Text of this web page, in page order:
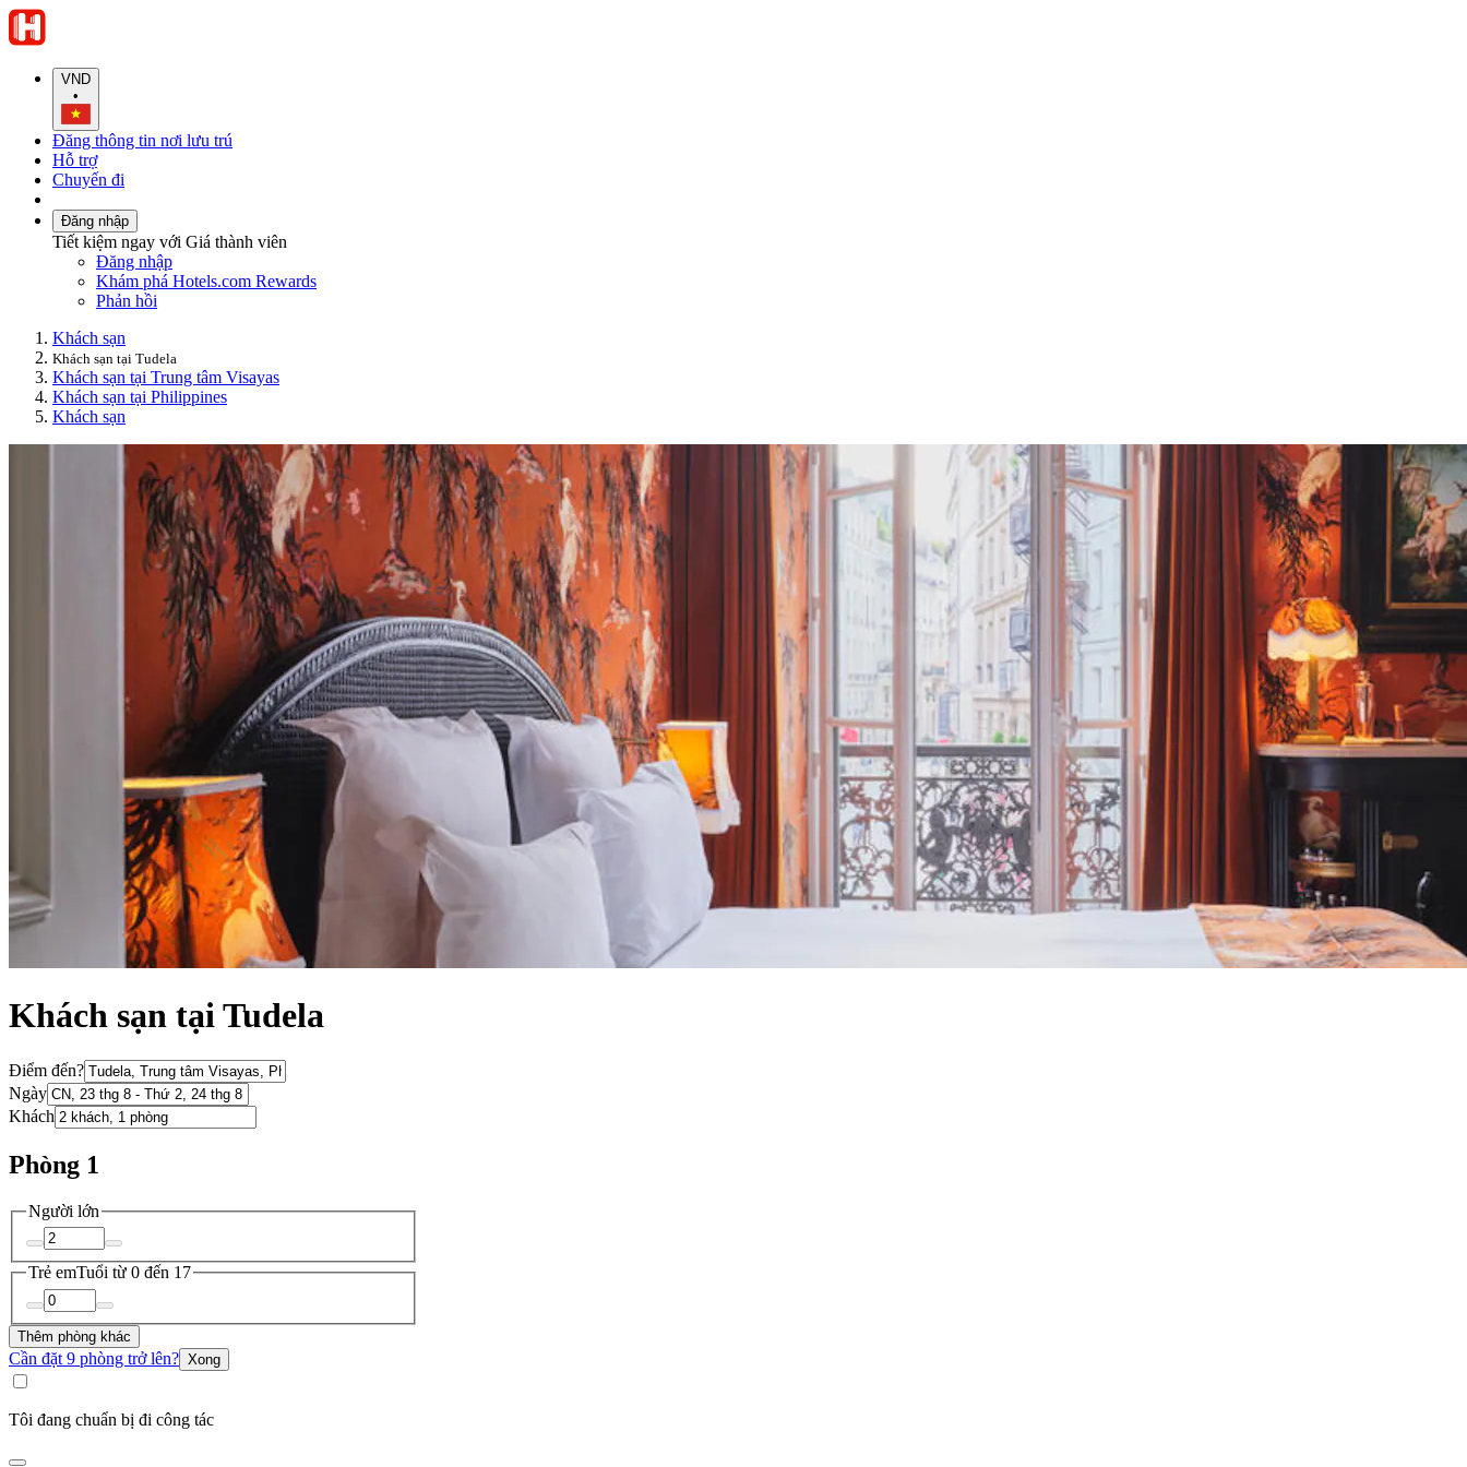
VND
•
Đăng thông tin nơi lưu trú
Hỗ trợ
Chuyến đi
Đăng nhập
Tiết kiệm ngay với Giá thành viên
Đăng nhập
Khám phá Hotels.com Rewards
Phản hồi
Khách sạn
Khách sạn tại Tudela
Khách sạn tại Trung tâm Visayas
Khách sạn tại Philippines
Khách sạn
Khách sạn tại Tudela
Điểm đến?
Ngày
Khách
Phòng 1
Người lớn
Trẻ emTuổi từ 0 đến 17
Thêm phòng khác
Cần đặt 9 phòng trở lên? Xong
Tôi đang chuẩn bị đi công tác